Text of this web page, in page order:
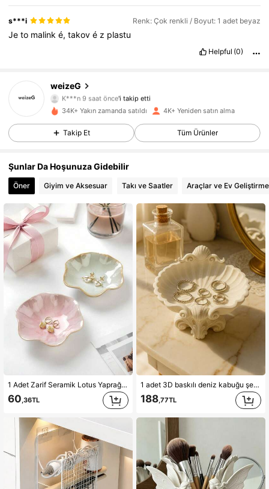
s***i Renk: Çok renkli / Boyut: 1 adet beyaz
Jeto malinké,takové z plastu
Helpful (0)
weizeG
4,84
2.4K Takipçiler
K***n
9 saat önce 'i takip etti
4,84 2.4K Takipçiler
4,84 2.4K Takipçiler
4,84
2.4K Takipçiler
2.4K Takipçiler
4,84 2.4K Takipçiler
4,84 2.4K Takipçiler
4,84 2.4K Takipçiler
2.4K Takipçiler
4,84 2.4K Takipçiler
34K+ Yakın zamanda satıldı 4K+ Yeniden satın alma
Takip Et Tüm Ürünler
Şunlar Da Hoşunuza Gidebilir
Öner Giyim ve Aksesuar Takı ve Saatler Araçlar ve Ev Geliştirme
1 Adet Zarif Seramik Lotus Yaprağı Takı Düzenleyici Tepsi, Küpe, Yüzük, Takı, Anahtar ve Küçük Aksesuarlar İçin, Dekoratif Seramik Takı Tepsisi, Doğum Günü Hediyesi, Masa Üstü Düzenleyici, Seyahat, Arkadaşlar, Okula Dönüş, Anneler Günü, Sevgililer Günü, Cadılar Bayramı İçin
60 ,36TL
1 adet 3D baskılı deniz kabuğu şeklinde takı tepsisi, zarif kıvrımları ve okyanus detaylarıyla, klasik yumuşak tasarımıyla yüzüklerinizi, küpelerinizi ve küçük aksesuarlarınızı mükemmel bir şekilde saklayabilir ve makyaj masanıza kıyı şıklığı katabilir.
188 ,77TL